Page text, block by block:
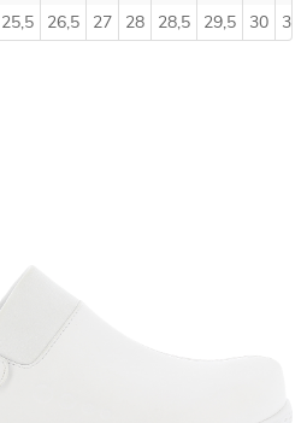
25,5 26,5 27 28 28,5 29,5 30 31